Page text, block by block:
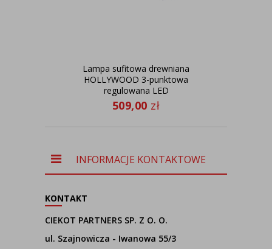
Lampa sufitowa drewniana
HOLLYWOOD 3-punktowa
regulowana LED
509,00 zł
INFORMACJE KONTAKTOWE
KONTAKT
CIEKOT PARTNERS SP. Z O. O.
ul. Szajnowicza - Iwanowa 55/3